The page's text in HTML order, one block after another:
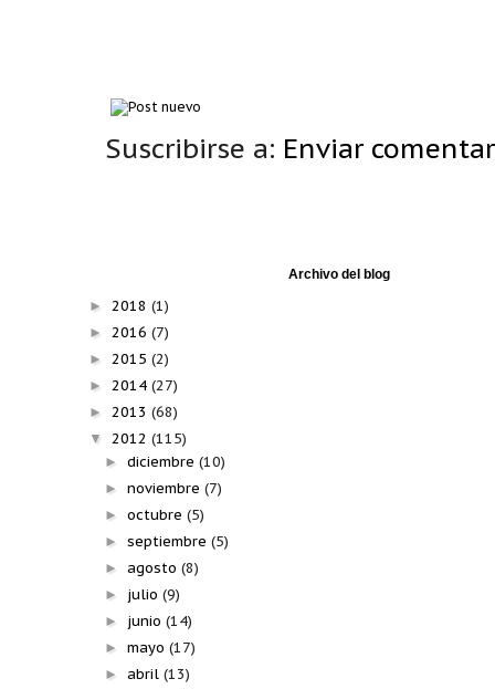
Suscribirse a: Enviar
Archivo del blog
► 2018 (1)
► 2016 (7)
► 2015 (2)
► 2014 (27)
► 2013 (68)
▼ 2012 (115)
►diciembre(10)
►noviembre(7)
►octubre(5)
►septiembre(5)
►agosto(8)
► julio(9)
► junio(14)
►mayo(17)
►abril(13)